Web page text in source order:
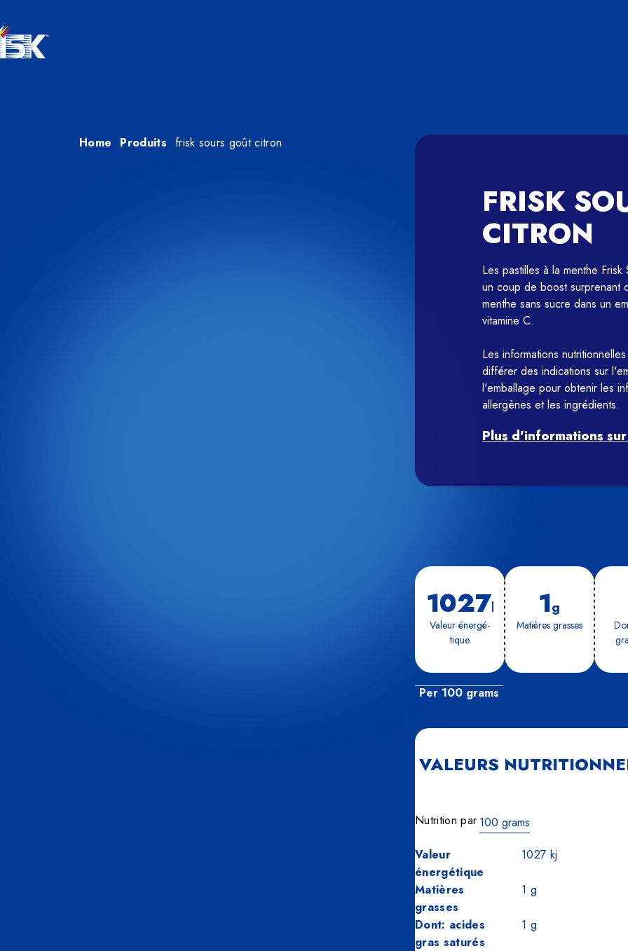
Home produits frisk sours goût citron
FRISK
CITRON
Les pastilles à la menthe
un coup de boost surprenant
menthe sans sucre dans un
vitamine C.
Les informations
différer des indications sur
l'emballage pour obtenir les
Plus d'informations
1027kj
Va­leur éner­gé­
tique
1g
Ma­tières grasses
Per 100 grams
VALEURS
Nutrition par 100 grams
grams
Valeur
énergétique
1027 kj
Matières
grasses
1 g
Dont: acides
gras saturés
1 g